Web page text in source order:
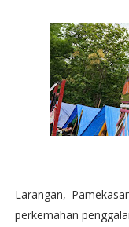
Larangan,
perkemahan